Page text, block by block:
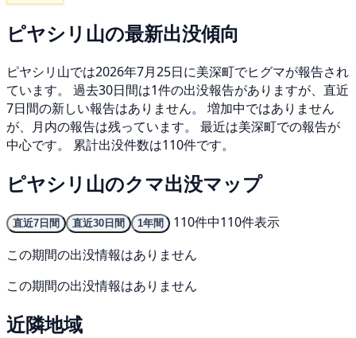
ピヤシリ山の最新出没傾向
ピヤシリ山では2026年7月25日に美深町でヒグマが報告され
ています。 過去30日間は1件の出没報告がありますが、直近
7日間の新しい報告はありません。 増加中ではありません
が、月内の報告は残っています。 最近は美深町での報告が
中心です。 累計出没件数は110件です。
ピヤシリ山のクマ出没マップ
直近7日間 直近30日間 1年間
110件中110件表示
この期間の出没情報はありません
この期間の出没情報はありません
近隣地域